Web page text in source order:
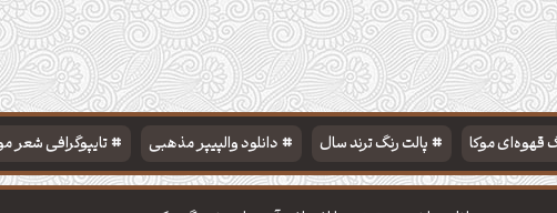
قهوه‌ای موکا پالت رنگ ترند سال دانلود والپیپر مذهبی تایپوگرافی شعر